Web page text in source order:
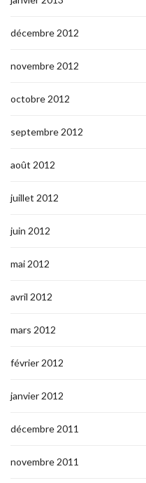
décembre 2012
novembre 2012
octobre 2012
septembre 2012
août 2012
juillet 2012
juin 2012
mai 2012
avril 2012
mars 2012
février 2012
janvier 2012
décembre 2011
novembre 2011